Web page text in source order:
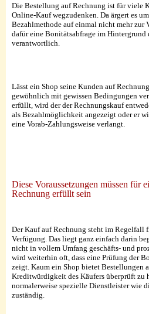
Die Bestellung auf Rechnung ist für viele
Online-Kauf wegzudenken. Da ärgert es
Bezahlmethode auf einmal nicht mehr zur
dafür eine Bonitätsabfrage im Hintergrund
verantwortlich.
Lässt ein Shop seine Kunden auf
gewöhnlich mit gewissen Bedingungen
erfüllt, wird der der Rechnungskauf
als Bezahlmöglichkeit angezeigt oder er
eine Vorab-Zahlungsweise verlangt.
Diese Voraussetzungen müssen für
Rechnung erfüllt sein
Der Kauf auf Rechnung steht im Regelfall
Verfügung. Das liegt ganz einfach darin
nicht in vollem Umfang geschäfts- und
wird weiterhin oft, dass eine Prüfung der
zeigt. Kaum ein Shop bietet Bestellungen
Kreditwürdigkeit des Käufers überprüft zu
normalerweise spezielle Dienstleister wie
zuständig.